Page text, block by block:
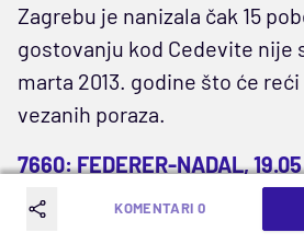
Zagrebu je nanizala čak 15
gostovanju kod Cedevite nije
marta 2013. godine što će
vezanih poraza.
7660: FEDERER-NADAL, 19.05
(Tenis, ATP Majami)
KOMENTARI 0